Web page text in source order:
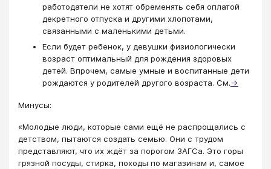
работодатели не хотят обременять себя оплатой
декретного отпуска и другими хлопотами,
связанными с маленькими детьми.
Если будет ребенок, у девушки физиологически
возраст оптимальный для рождения здоровых
детей. Впрочем, самые умные и воспитанные дети
рождаются у родителей другого возраста. См.→
Минусы:
«Молодые люди, которые сами ещё не распрощались с
детством, пытаются создать семью. Они с трудом
представляют, что их ждёт за порогом ЗАГСа. Это горы
грязной посуды, стирка, походы по магазинам и, самое